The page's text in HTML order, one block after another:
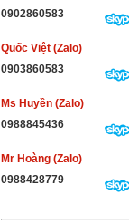
0902860583
Quốc Việt (Zalo)
0903860583
Ms Huyền (Zalo)
0988845436
Mr Hoàng (Zalo)
0988428779